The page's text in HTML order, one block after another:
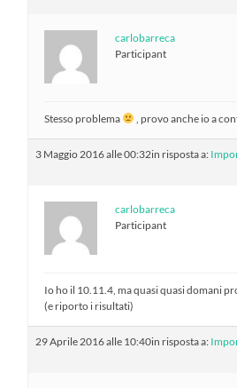
carlobarreca
Participant
Stesso problema , provo anche io a
3 Maggio 2016 alle 00:32in risposta a:
carlobarreca
Participant
Io ho il 10.11.4, ma quasi quasi domani
(e riporto i risultati)
29 Aprile 2016 alle 10:40in risposta a: